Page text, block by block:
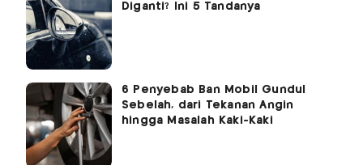
Diganti? Ini 5 Tandanya
6 Penyebab Ban Mobil Gundul
Sebelah, dari Tekanan Angin
hingga Masalah Kaki-Kaki